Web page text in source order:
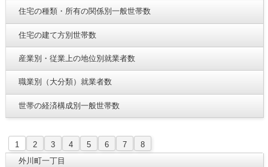
住宅の種類・所有の関係別一般世帯数
住宅の建て方別世帯数
産業別・従業上の地位別就業者数
職業別（大分類）就業者数
世帯の経済構成別一般世帯数
1 2 3 4 5 6 7
8
外川町一丁目